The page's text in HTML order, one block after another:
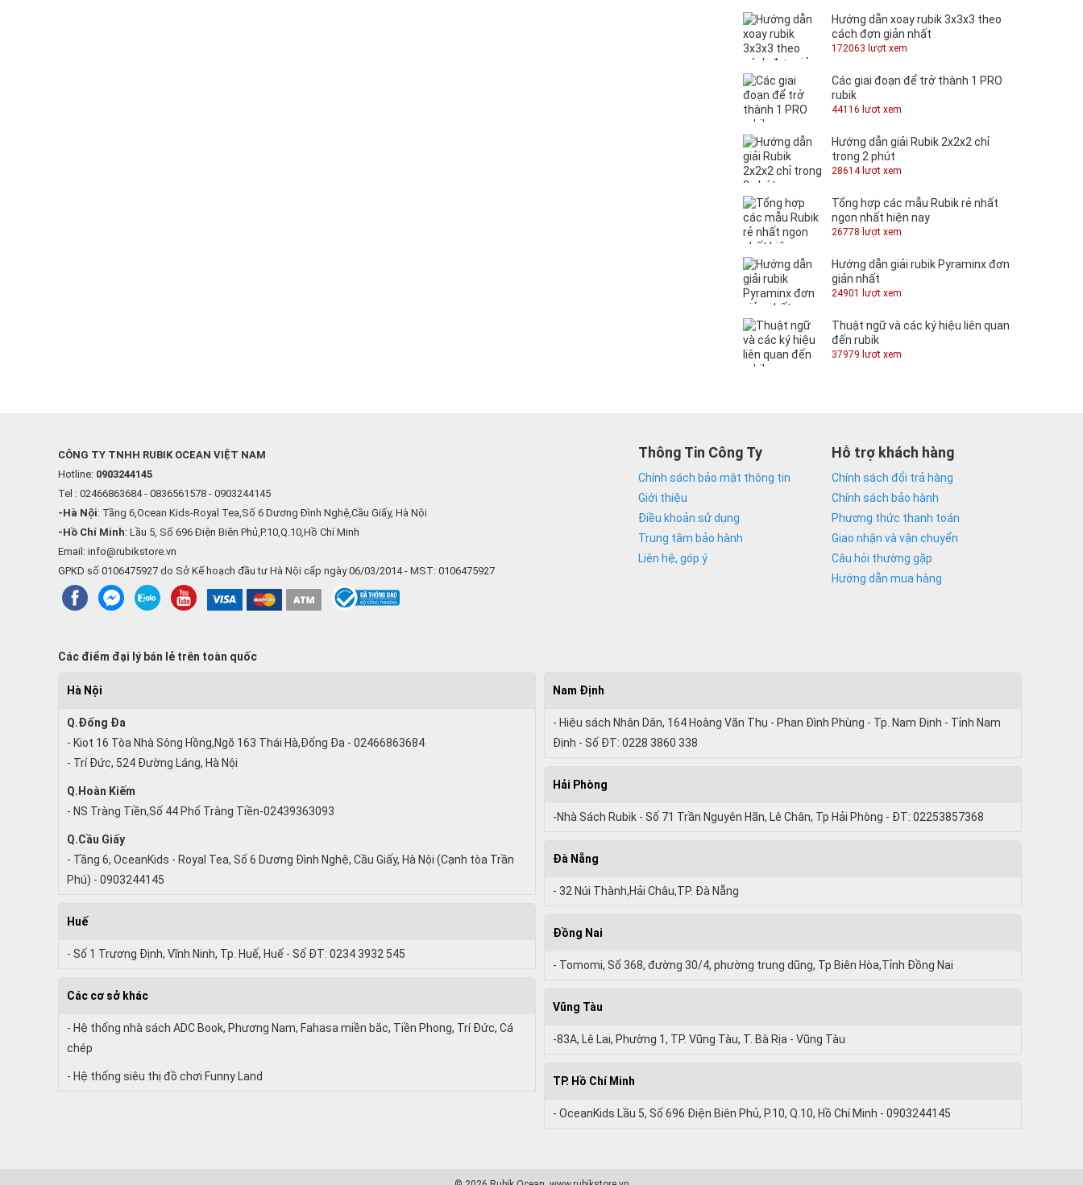
Hướng dẫn xoay rubik 3x3x3 theo
cách đơn giản nhất
172063 lượt xem
Các giai đoạn để trở thành 1 PRO
rubik
44116 lượt xem
Hướng dẫn giải Rubik 2x2x2 chỉ
trong 2 phút
28614 lượt xem
Tổng hợp các mẫu Rubik rẻ nhất
ngon nhất hiện nay
26778 lượt xem
Hướng dẫn giải rubik Pyraminx đơn
giản nhất
24901 lượt xem
Thuật ngữ và các ký hiệu liên quan
đến rubik
37979 lượt xem
CÔNG TY TNHH RUBIK OCEAN VIỆT NAM
Hotline: 0903244145
Tel : 02466863684 - 0836561578 - 0903244145
-Hà Nội: Tầng 6,Ocean Kids-Royal Tea,Số 6 Dương Đình Nghệ,Cầu Giấy, Hà Nội
-Hồ Chí Minh: Lầu 5, Số 696 Điện Biên Phủ,P.10,Q.10,Hồ Chí Minh
Email: info@rubikstore.vn
GPKD số 0106475927 do Sở Kế hoạch đầu tư Hà Nội cấp ngày 06/03/2014 - MST: 0106475927
Thông Tin Công Ty
Chính sách bảo mật thông tin
Giới thiệu
Điều khoản sử dụng
Trung tâm bảo hành
Liên hệ, góp ý
Hỗ trợ khách hàng
Chính sách đổi trả hàng
Chính sách bảo hành
Phương thức thanh toán
Giao nhận và vận chuyển
Câu hỏi thường gặp
Hướng dẫn mua hàng
Các điểm đại lý bán lẻ trên toàn quốc
Hà Nội
Q.Đống Đa
- Kiot 16 Tòa Nhà Sông Hồng,Ngõ 163 Thái Hà,Đống Đa - 02466863684
- Trí Đức, 524 Đường Láng, Hà Nội
Q.Hoàn Kiếm
- NS Tràng Tiền,Số 44 Phố Tràng Tiền-02439363093
Q.Cầu Giấy
- Tầng 6, OceanKids - Royal Tea, Số 6 Dương Đình Nghệ, Cầu Giấy, Hà Nội (Cạnh tòa Trần
Phú) - 0903244145
Huế
- Số 1 Trương Định, Vĩnh Ninh, Tp. Huế, Huế - Số ĐT: 0234 3932 545
Các cơ sở khác
- Hệ thống nhà sách ADC Book, Phương Nam, Fahasa miền bắc, Tiền Phong, Trí Đức, Cá
chép
- Hệ thống siêu thị đồ chơi Funny Land
Nam Định
- Hiệu sách Nhân Dân, 164 Hoàng Văn Thụ - Phan Đình Phùng - Tp. Nam Định - Tỉnh Nam
Định - Số ĐT: 0228 3860 338
Hải Phòng
-Nhà Sách Rubik - Số 71 Trần Nguyên Hãn, Lê Chân, Tp Hải Phòng - ĐT: 02253857368
Đà Nẵng
- 32 Núi Thành,Hải Châu,TP. Đà Nẵng
Đồng Nai
- Tomomi, Số 368, đường 30/4, phường trung dũng, Tp Biên Hòa,Tỉnh Đồng Nai
Vũng Tàu
-83A, Lê Lai, Phường 1, TP. Vũng Tàu, T. Bà Rịa - Vũng Tàu
TP. Hồ Chí Minh
- OceanKids Lầu 5, Số 696 Điện Biên Phủ, P.10, Q.10, Hồ Chí Minh - 0903244145